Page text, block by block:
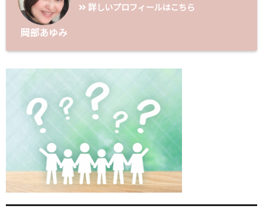
岡部あゆみ
詳しいプロフィールはこちら